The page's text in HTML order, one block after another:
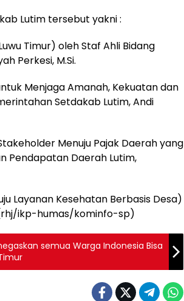
Lutim tersebut yakni :
Timur) oleh Staf Ahli Bidang
Perkesi, M.Si.
Menjaga Amanah, Kekuatan dan
Setdakab Lutim, Andi
Menuju Pajak Daerah yang
Pendapatan Daerah Lutim,
Layanan Kesehatan Berbasis Desa)
(rhj/ikp-humas/kominfo-sp)
semua Warga Indonesia Bisa